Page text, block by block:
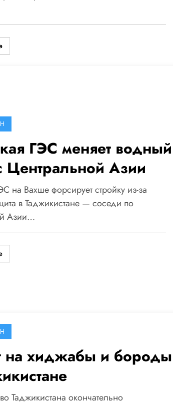
ГЭС меняет водный
Центральной Азии
на Вахше форсирует стройку из-за
в Таджикистане — соседи по
Азии…
на хиджабы и бороды
Таджикистана окончательно